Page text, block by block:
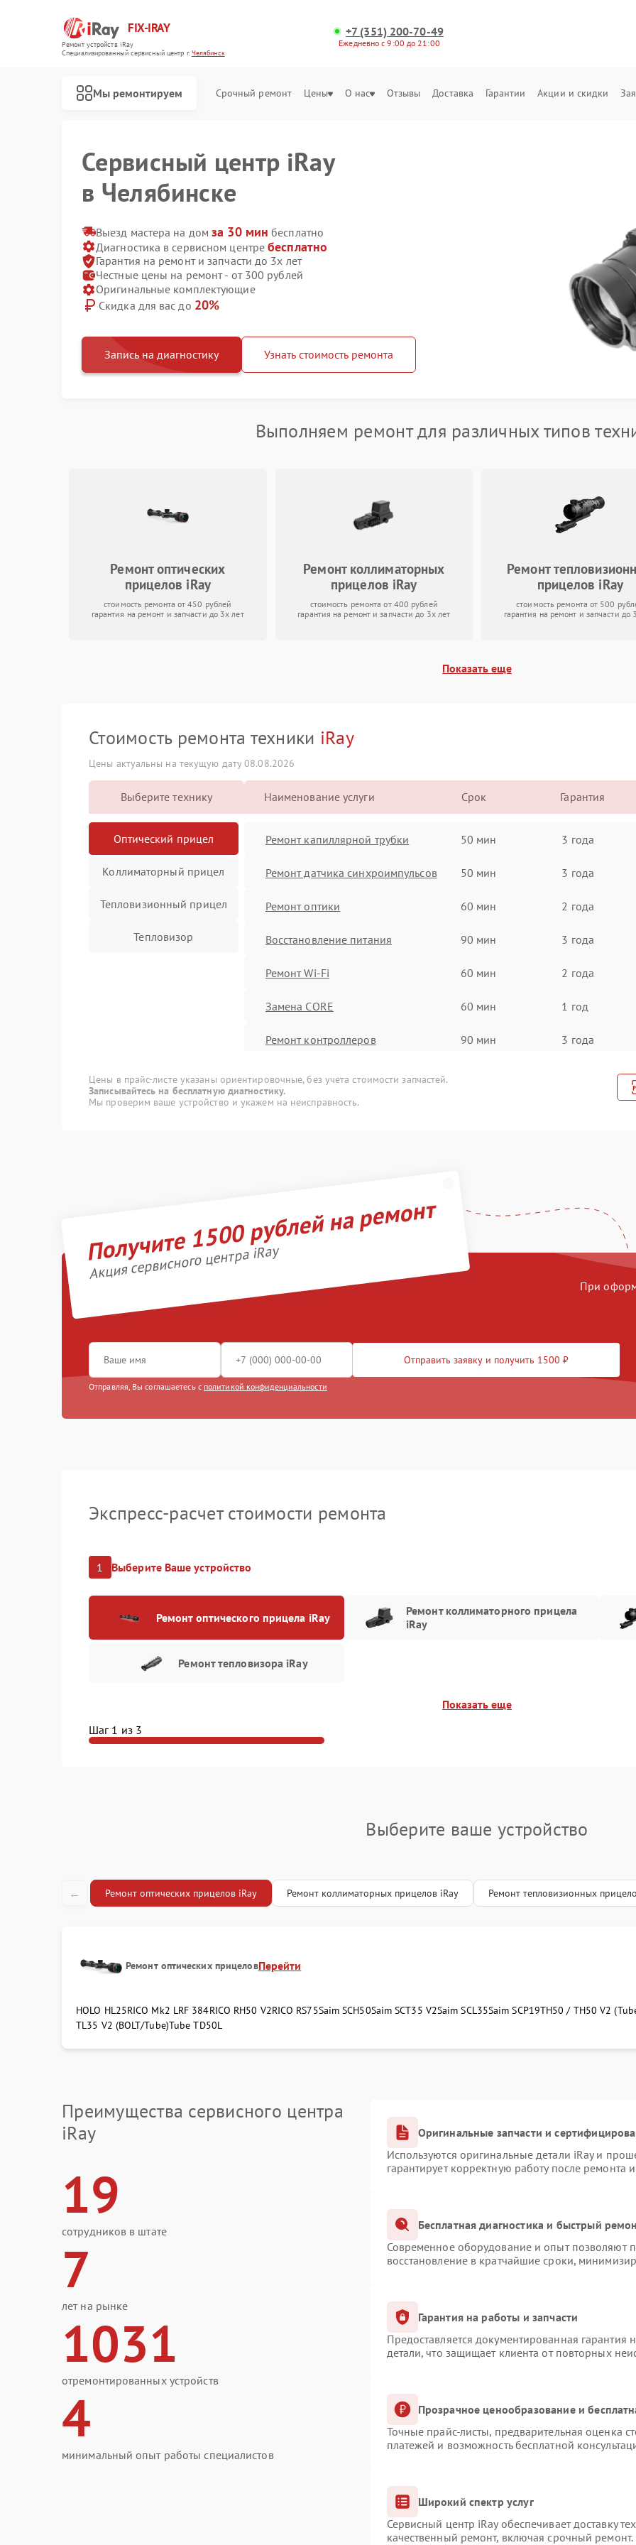
FIX-IRAY
Ремонт устройств iRay
Специализированный cервисный центр г.Челябинск
+7 (351) 200-70-49
Ежедневно с 9:00 до 21:00
Мы ремонтируем Срочный ремонт Цены О нас Отзывы Доставка Гарантии Акции и скидки
Сервисный центр iRay
в Челябинске
Выезд мастера на домза 30 мин бесплатно
Диагностика в сервисном центребесплатно
Гарантия на ремонт и запчасти до 3х лет
Честные цены на ремонт - от 300 рублей
Оригинальные комплектующие
Скидка для вас до 20%
Запись на диагностику Узнать стоимость ремонта
Выполняем ремонт для различных типов
Ремонт оптических
прицелов iRay
стоимость ремонта от 450 рублей
гарантия на ремонт и запчасти до 3х лет
Ремонт коллиматорных
прицелов iRay
стоимость ремонта от 400 рублей
гарантия на ремонт и запчасти до 3х лет
Ремонт
прицелов iRay
стоимость ремонта от 500
гарантия на ремонт и запчасти до
Показать еще
Стоимость ремонта техники iRay
Цены актуальны на текущую дату 08.08.2026
Выберите технику
Оптический прицел
Коллиматорный прицел
Тепловизионный прицел
Тепловизор
Наименование услуги Срок Гарантия
Ремонт капиллярной трубки 50 мин 3 года
Ремонт датчика синхроимпульсов 50 мин 3 года
Ремонт оптики 60 мин 2 года
Восстановление питания 90 мин 3 года
Ремонт Wi-Fi 60 мин 2 года
Замена CORE 60 мин 1 год
Ремонт контроллеров 90 мин 3 года
Замена аккумулятора
Ремонт встроенного дальнометра и
Замена USB порта
Калибровка и настройка 50 мин 1 год
Ремонт электронно-лучевой трубки 3 года
Замена процессора 40 мин 2 года
Замена ключей управления
Замена микросхемы усилителя
Ремонт платы управления
(восстановление)
70 мин
Замена шим контроллера
Цены в прайс-листе указаны ориентировочные, без учета стоимости запчастей.
Записывайтесь на бесплатную диагностику.
Мы проверим ваше устройство и укажем на неисправность.
Получите 1500 рублей на ремонт
Акция сервисного центра iRay
При
Отправить заявку и получить 1500 ₽
Отправляя, Вы соглашаетесь с политикой конфиденциальности
Экспресс-расчет стоимости ремонта
1 Выберите Ваше устройство
Ремонт оптического прицела iRay
Ремонт коллиматорного прицела
iRay
Ремонт тепловизора iRay
Показать еще
Шаг 1 из 3
Выберите ваше устройство
← Ремонт оптических прицелов iRay Ремонт коллиматорных прицелов iRay Ремонт тепловизионных
Ремонт оптических прицеловПерейти
HOLO HL25RICO Mk2 LRF 384RICO RH50 V2RICO RS75Saim SCH50Saim SCT35 V2Saim SCL35Saim SCP19TH50 / TH50 V2
TL35 V2 (BOLT/Tube)Tube TD50L
Преимущества сервисного центра
iRay
19
сотрудников в штате
7
лет на рынке
1031
отремонтированных устройств
4
минимальный опыт работы специалистов
Оригинальные запчасти и
Используются оригинальные детали iRay и
гарантирует корректную работу после ремонта
Бесплатная диагностика и быстрый
Современное оборудование и опыт позволяют
восстановление в кратчайшие сроки,
Гарантия на работы и запчасти
Предоставляется документированная
детали, что защищает клиента от повторных
Прозрачное ценообразование и
Точные прайс-листы, предварительная оценка
платежей и возможность бесплатной
Широкий спектр услуг
Сервисный центр iRay обеспечивает доставку
качественный ремонт, включая срочный ремонт.